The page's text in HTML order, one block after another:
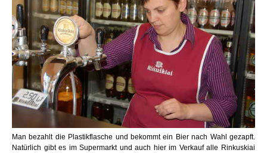
Man bezahlt die Plastikflasche und bekommt ein Bier nach Wahl gezapft.
Natürlich gibt es im Supermarkt und auch hier im Verkauf alle Rinkuskiai